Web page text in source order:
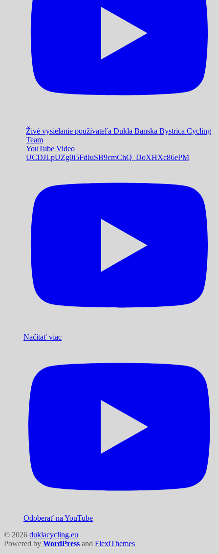
Živé vysielanie používateľa Dukla Banska Bystrica Cycling
Team
YouTube Video
UCDJLpUZg0i5FdIuSB9cmChQ_DoXHXc86ePM
Načítať viac
Odoberať na YouTube
© 2026 duklacycling.eu
Powered by WordPress and FlexiThemes